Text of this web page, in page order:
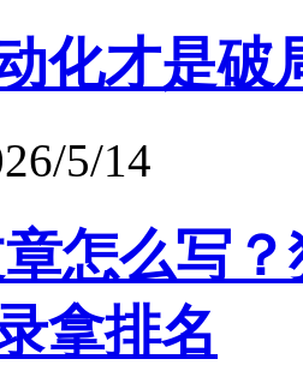
化才是破
5/14
怎么写
拿排名